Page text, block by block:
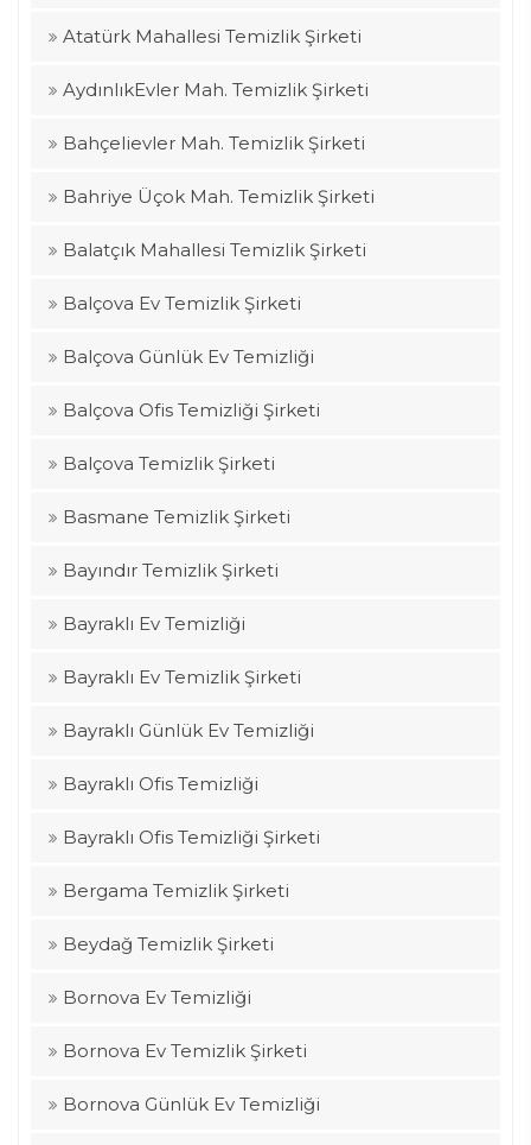
Atatürk Mahallesi Temizlik Şirketi
AydınlıkEvler Mah. Temizlik Şirketi
Bahçelievler Mah. Temizlik Şirketi
Bahriye Üçok Mah. Temizlik Şirketi
Balatçık Mahallesi Temizlik Şirketi
Balçova Ev Temizlik Şirketi
Balçova Günlük Ev Temizliği
Balçova Ofis Temizliği Şirketi
Balçova Temizlik Şirketi
Basmane Temizlik Şirketi
Bayındır Temizlik Şirketi
Bayraklı Ev Temizliği
Bayraklı Ev Temizlik Şirketi
Bayraklı Günlük Ev Temizliği
Bayraklı Ofis Temizliği
Bayraklı Ofis Temizliği Şirketi
Bergama Temizlik Şirketi
Beydağ Temizlik Şirketi
Bornova Ev Temizliği
Bornova Ev Temizlik Şirketi
Bornova Günlük Ev Temizliği